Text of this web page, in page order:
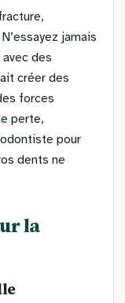
jamais
des
créer des
forces
perte,
pour
dents ne
la